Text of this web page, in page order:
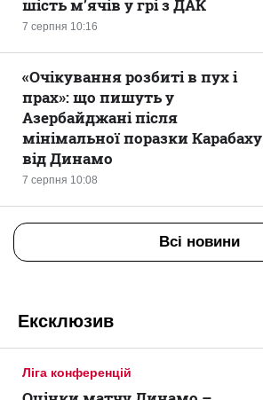
7 серпня 10:16
шість м’ячів у грі з ДАК
7 серпня 10:08
«Очікування розбиті в пух і
прах»: що пишуть у
Азербайджані після
мінімальної поразки Карабаху
від Динамо
Всі новини
Ексклюзив
Ліга конференцій